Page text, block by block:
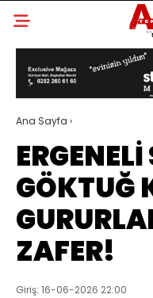
Ana Sayfa ›
GÖKTUĞ
ZAFER!
Giriş: 16-06-2026 22:00